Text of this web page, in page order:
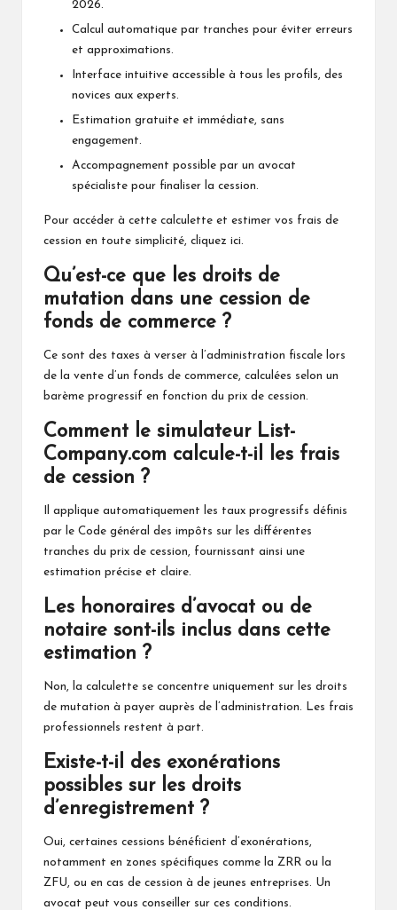
2026.
Calcul automatique par tranches pour éviter erreurs
et approximations.
Interface intuitive accessible à tous les profils, des
novices aux experts.
Estimation gratuite et immédiate, sans
engagement.
Accompagnement possible par un avocat
spécialiste pour finaliser la cession.
Pour accéder à cette calculette et estimer vos frais de
cession en toute simplicité, cliquez ici.
Qu’est-ce que les droits de
mutation dans une cession de
fonds de commerce ?
Ce sont des taxes à verser à l’administration fiscale lors
de la vente d’un fonds de commerce, calculées selon un
barème progressif en fonction du prix de cession.
Comment le simulateur List-
Company.com calcule-t-il les frais
de cession ?
Il applique automatiquement les taux progressifs définis
par le Code général des impôts sur les différentes
tranches du prix de cession, fournissant ainsi une
estimation précise et claire.
Les honoraires d’avocat ou de
notaire sont-ils inclus dans cette
estimation ?
Non, la calculette se concentre uniquement sur les droits
de mutation à payer auprès de l’administration. Les frais
professionnels restent à part.
Existe-t-il des exonérations
possibles sur les droits
d’enregistrement ?
Oui, certaines cessions bénéficient d’exonérations,
notamment en zones spécifiques comme la ZRR ou la
ZFU, ou en cas de cession à de jeunes entreprises. Un
avocat peut vous conseiller sur ces conditions.